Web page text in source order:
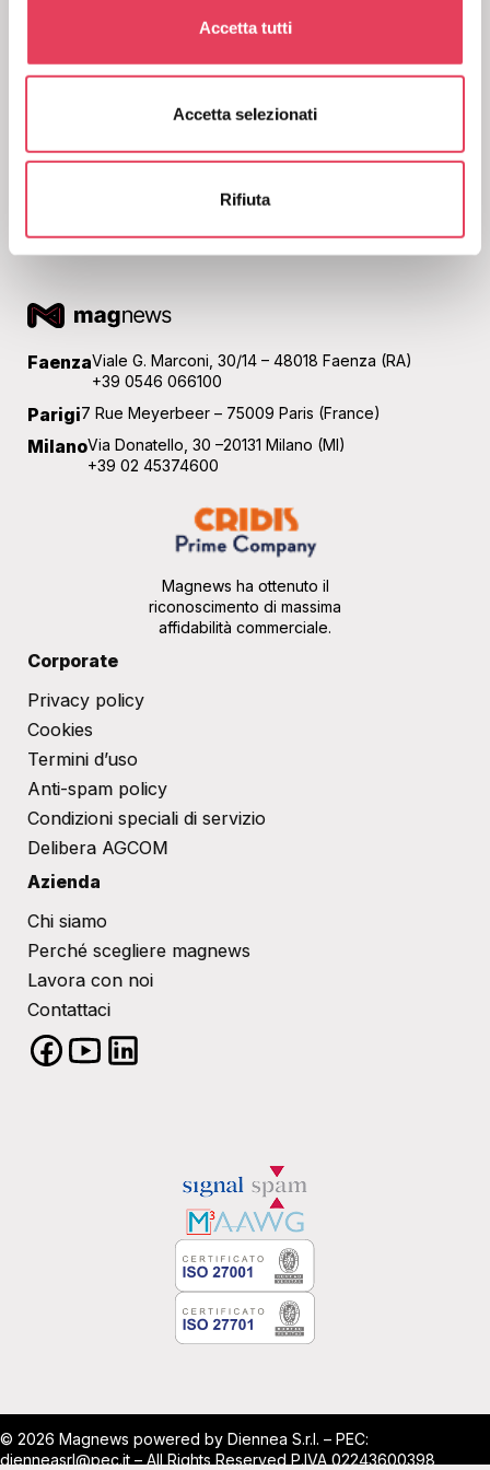
Accetta tutti
Accetta selezionati
Rifiuta
Consulta le precedenti versioni del documento:
Translator: Termini e Condizioni di Diennea S.r.l. valido fino al
FaenzaViale G. Marconi, 30/14 – 48018 Faenza (RA)
+39 0546 066100
Parigi7 Rue Meyerbeer – 75009 Paris (France)
MilanoVia Donatello, 30 –20131 Milano (MI)
+39 02 45374600
Magnews ha ottenuto il
riconoscimento di massima
affidabilità commerciale.
Corporate
Privacy policy
Cookies
Termini d’uso
Anti-spam policy
Condizioni speciali di servizio
Delibera AGCOM
Azienda
Chi siamo
Perché scegliere magnews
Lavora con noi
Contattaci
© 2026 Magnews powered by Diennea S.r.l. – PEC:
dienneasrl@pec.it – All Rights Reserved P.IVA 02243600398